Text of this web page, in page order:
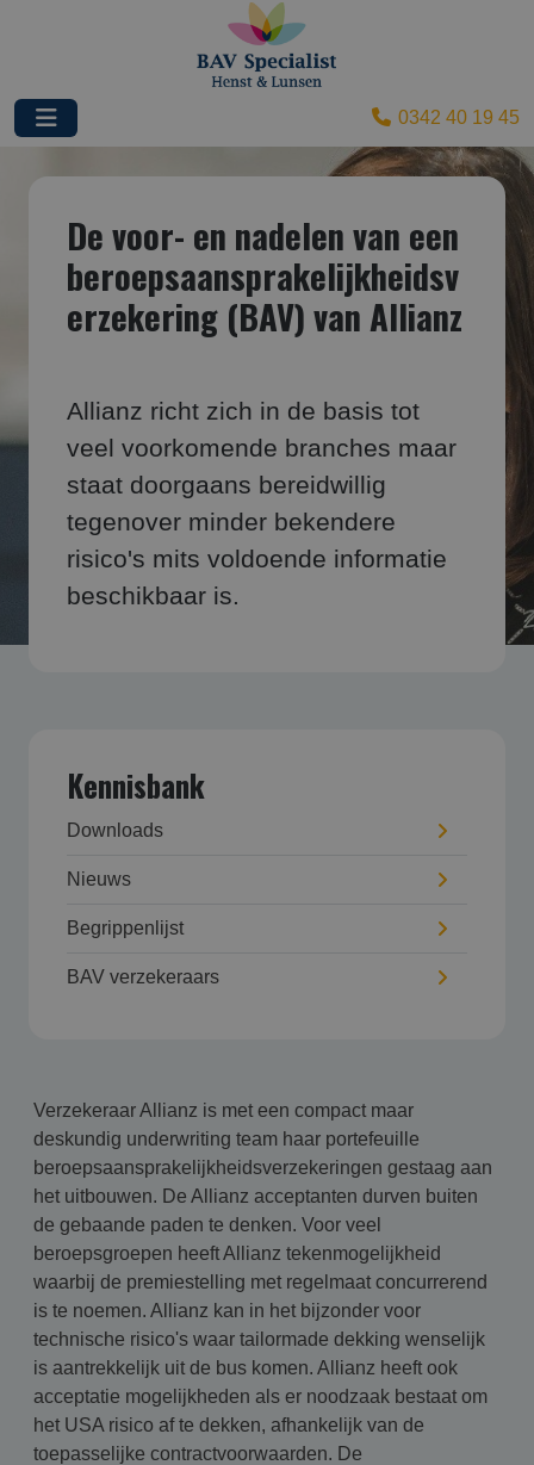
0342 40 19 45
De voor- en nadelen van een
beroepsaansprakelijkheidsv
erzekering (BAV) van Allianz
Allianz richt zich in de basis tot
veel voorkomende branches maar
staat doorgaans bereidwillig
tegenover minder bekendere
risico's mits voldoende informatie
beschikbaar is.
Kennisbank
Downloads
Nieuws
Begrippenlijst
BAV verzekeraars
Verzekeraar Allianz is met een compact maar
deskundig underwriting team haar portefeuille
beroepsaansprakelijkheidsverzekeringen gestaag aan
het uitbouwen. De Allianz acceptanten durven buiten
de gebaande paden te denken. Voor veel
beroepsgroepen heeft Allianz tekenmogelijkheid
waarbij de premiestelling met regelmaat concurrerend
is te noemen. Allianz kan in het bijzonder voor
technische risico's waar tailormade dekking wenselijk
is aantrekkelijk uit de bus komen. Allianz heeft ook
acceptatie mogelijkheden als er noodzaak bestaat om
het USA risico af te dekken, afhankelijk van de
toepasselijke contractvoorwaarden. De